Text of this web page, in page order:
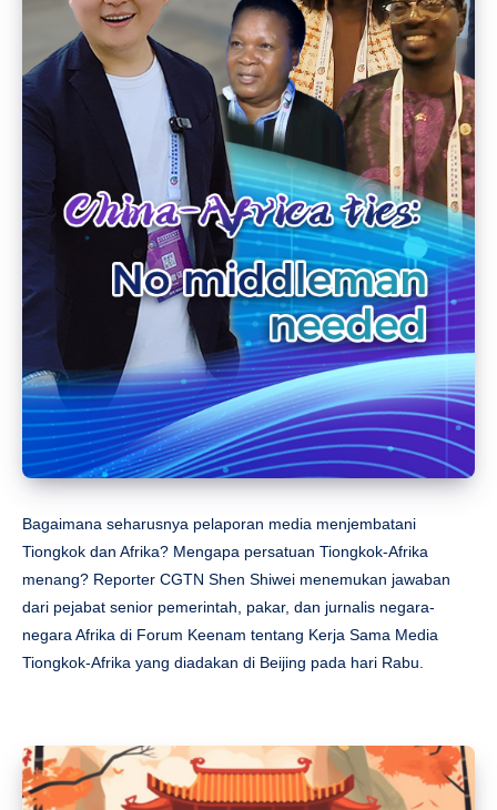
Bagaimana seharusnya pelaporan media menjembatani
Tiongkok dan Afrika? Mengapa persatuan Tiongkok-Afrika
menang? Reporter CGTN Shen Shiwei menemukan jawaban
dari pejabat senior pemerintah, pakar, dan jurnalis negara-
negara Afrika di Forum Keenam tentang Kerja Sama Media
Tiongkok-Afrika yang diadakan di Beijing pada hari Rabu.